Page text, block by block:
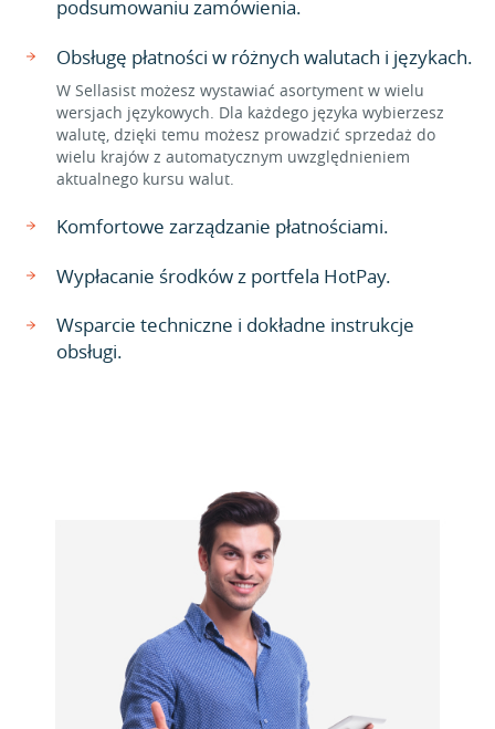
podsumowaniu zamówienia.
Obsługę płatności w różnych walutach i językach.
W Sellasist możesz wystawiać asortyment w wielu
wersjach językowych. Dla każdego języka wybierzesz
walutę, dzięki temu możesz prowadzić sprzedaż do
wielu krajów z automatycznym uwzględnieniem
aktualnego kursu walut.
Komfortowe zarządzanie płatnościami.
Wypłacanie środków z portfela HotPay.
Wsparcie techniczne i dokładne instrukcje
obsługi.